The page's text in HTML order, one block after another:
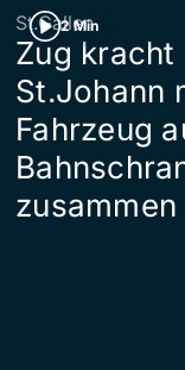
2 Min
St.Gallen
Zug kracht
St.Johann
Fahrzeug
zusammen